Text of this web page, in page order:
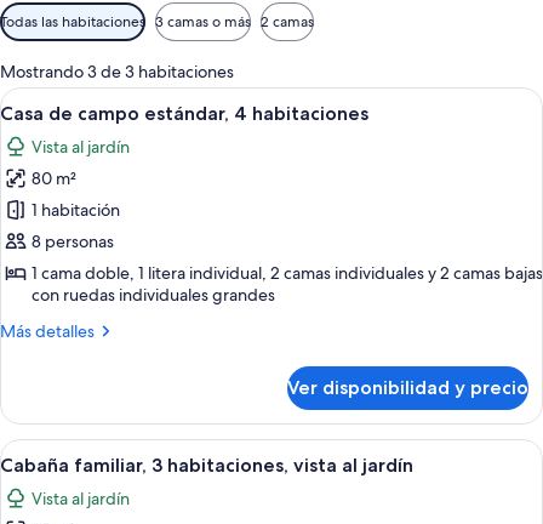
Filtros
disponibles
para
las
habitaciones
Todas las habitaciones 3 camas o más 2 camas
Mostrando 3 de 3 habitaciones
Ver
todas
las
fotos
de
Casa
de
campo
estándar,
Una cama con manta y almohadas
38
Casa de campo estándar, 4 habitaciones
Vista al jardín
80 m²
1 habitación
8 personas
1 cama doble, 1 litera individual, 2 camas individuales y 2 camas bajas
con ruedas individuales grandes
Más detalles
Más
de
campo
estándar,
habitaciones
Ver disponibilidad y precio
Ver
todas
las
Una habitación de cabaña de
22
Cabaña familiar, 3 habitaciones, vista al jardín
Vista al jardín